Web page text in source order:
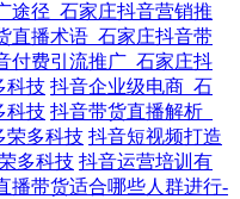
途径_石家庄抖音营销推
直播术语_石家庄抖音带
付费引流推广_石家庄抖
科技 抖音企业级电商_石
科技 抖音带货直播解析_
荣多科技 抖音短视频打造
多科技 抖音运营培训有
播带货适合哪些人群进行-